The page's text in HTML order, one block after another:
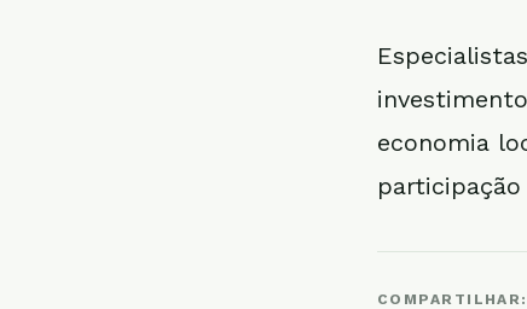
economia
COMPARTILHAR: